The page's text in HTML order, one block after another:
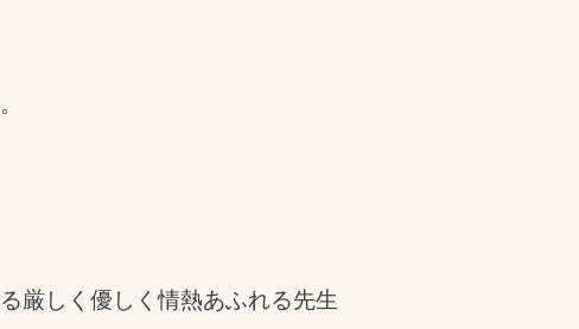
厳しく優しく情熱あふれる先生